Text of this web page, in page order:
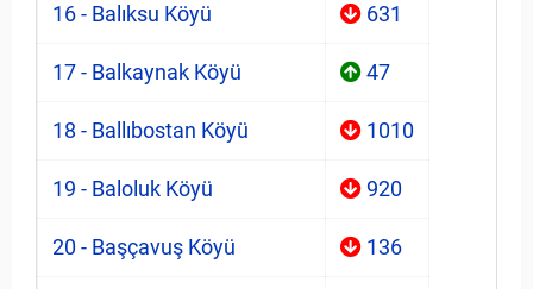
16 - Balıksu Köyü 631
17 - Balkaynak Köyü 47
18 - Ballıbostan Köyü 1010
19 - Baloluk Köyü 920
20 - Başçavuş Köyü 136